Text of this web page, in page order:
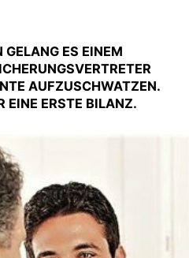
GELANG ES EINEM
AUFZUSCHWATZEN.
EINE ERSTE BILANZ.